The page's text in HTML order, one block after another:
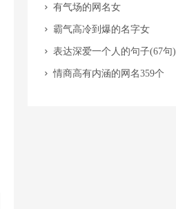
​有气场的网名女
​霸气高冷到爆的名字女
​表达深爱一个人的句子(67句)
​情商高有内涵的网名359个